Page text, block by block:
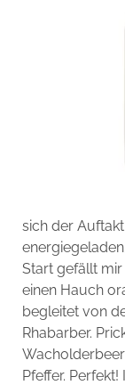
sich der
Start gefällt
einen Hauch
begleitet von
Rhabarber.
Pfeffer.